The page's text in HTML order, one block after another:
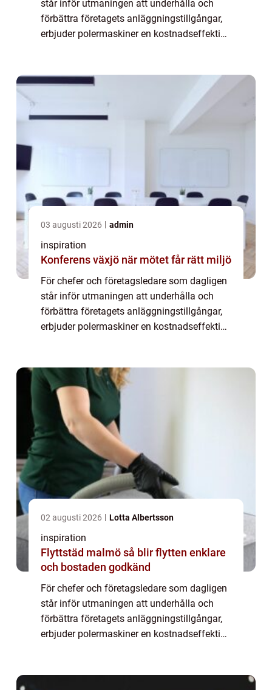
står inför utmaningen att underhålla och
förbättra företagets anläggningstillgångar,
erbjuder polermaskiner en kostnadseffektiv
03 augusti 2026 admin
inspiration
Konferens växjö när mötet får rätt miljö
För chefer och företagsledare som dagligen
står inför utmaningen att underhålla och
förbättra företagets anläggningstillgångar,
erbjuder polermaskiner en kostnadseffektiv
02 augusti 2026 Lotta Albertsson
inspiration
Flyttstäd malmö så blir flytten enklare
och bostaden godkänd
För chefer och företagsledare som dagligen
står inför utmaningen att underhålla och
förbättra företagets anläggningstillgångar,
erbjuder polermaskiner en kostnadseffektiv